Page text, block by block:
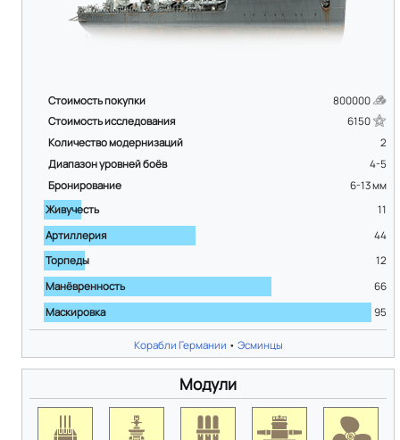
Стоимость покупки
800000
Стоимость исследования
6150
Количество модернизаций
2
Диапазон уровней боёв
4-5
Бронирование
6-13мм
Живучесть
11
Артиллерия
44
Торпеды
12
Манёвренность
66
Маскировка
95
Корабли Германии • Эсминцы
Модули